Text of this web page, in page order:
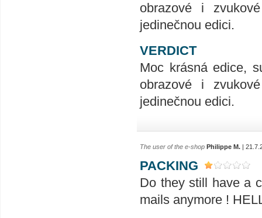
obrazové i
jedinečnou edici.
VERDICT
Moc krásná edice,
obrazové i
jedinečnou edici.
The user of the e-shop Philippe M. |
PACKING
Do they still have a
mails anymore !